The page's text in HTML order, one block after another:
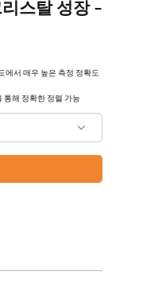
스탈 성장 -
에서 매우 높은 측정 정확도
통해 정확한 정렬 가능